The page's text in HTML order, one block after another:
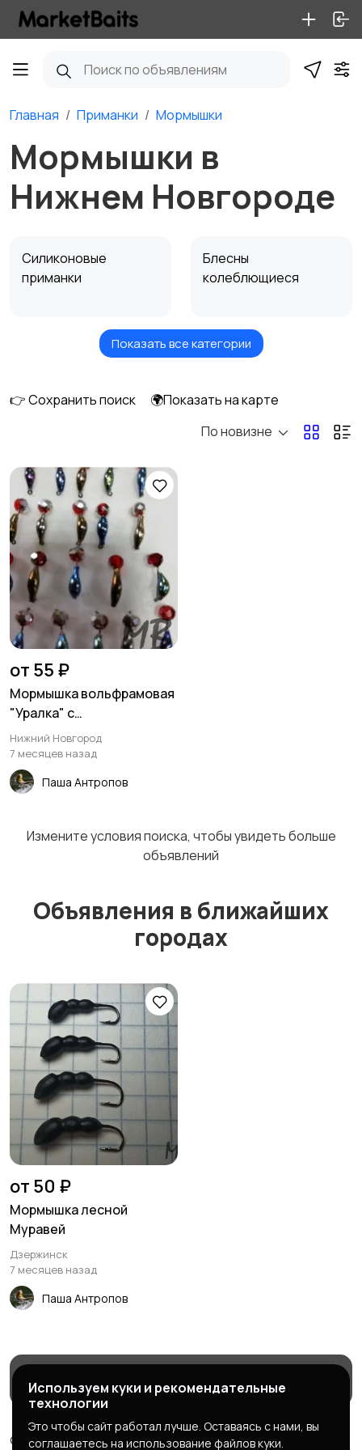
Главная Приманки Мормышки
Мормышки в
Нижнем Новгороде
Силиконовые
приманки
Блесны
колеблющиеся
Блесны
Поролон
Вертикальные
блесны
Спиннербейты
Аксессуары для
Аттрактанты
Мормышки
Показать все категории
👉 Сохранить поиск
🌍Показать на карте
По новизне
от 55 ₽
Мормышка вольфрамовая
"Уралка" с
многогранником
Нижний Новгород
7 месяцев назад
Паша Антропов
Измените условия поиска, чтобы увидеть больше
объявлений
Объявления в ближайших
городах
от 50 ₽
Мормышка лесной
Муравей
Дзержинск
7 месяцев назад
Паша Антропов
Магазины
© 2026 МаркетБейтс - рыболовный маркетплейс
Используем куки и рекомендательные
технологии
Это чтобы сайт работал лучше. Оставаясь с нами, вы
соглашаетесь на использование файлов куки.